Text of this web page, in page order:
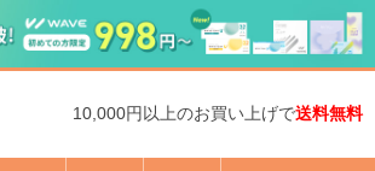
10,000円以上のお買い上げで送料無料